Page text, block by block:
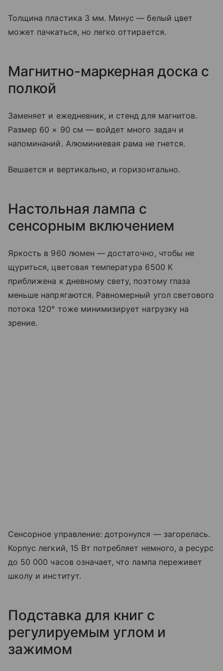
Толщина пластика 3 мм. Минус — белый цвет
может пачкаться, но легко оттирается.
Магнитно-маркерная доска с
полкой
Заменяет и ежедневник, и стенд для магнитов.
Размер 60 × 90 см — войдет много задач и
напоминаний. Алюминиевая рама не гнется.
Вешается и вертикально, и горизонтально.
Настольная лампа с
сенсорным включением
Яркость в 960 люмен — достаточно, чтобы не
щуриться, цветовая температура 6500 К
приближена к дневному свету, поэтому глаза
меньше напрягаются. Равномерный угол светового
потока 120° тоже минимизирует нагрузку на
зрение.
Сенсорное управление: дотронулся — загорелась.
Корпус легкий, 15 Вт потребляет немного, а ресурс
до 50 000 часов означает, что лампа переживет
школу и институт.
Подставка для книг с
регулируемым углом и
зажимом